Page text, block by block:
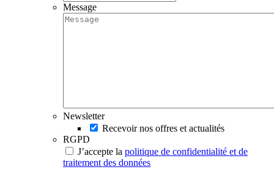
Message
Newsletter
Recevoir nos offres et actualités
RGPD
J’accepte la politique de confidentialité et de
traitement des données